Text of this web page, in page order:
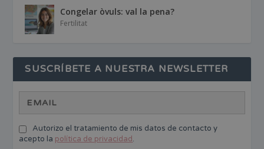
Congelar òvuls: val la pena?
Fertilitat
SUSCRÍBETE A NUESTRA NEWSLETTER
Autorizo el tratamiento de mis datos de contacto y
acepto la política de privacidad.